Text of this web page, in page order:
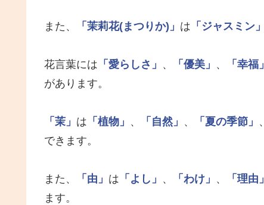
また、 「茉莉花(まつりか)」 は 「ジャスミン」
花言葉には 「愛らしさ」 、 「優美」 、 「幸福」
があります。
「茉」 は 「植物」 、 「自然」 、 「夏の季節」 、
できます。
また、 「由」 は 「よし」 、 「わけ」 、 「理由」
ます。